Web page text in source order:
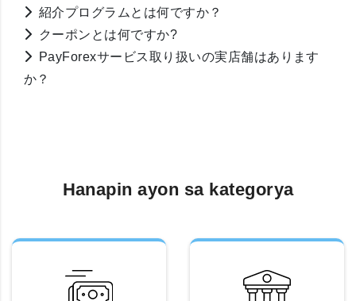
紹介プログラムとは何ですか？
クーポンとは何ですか?
PayForexサービス取り扱いの実店舗はあります
か？
Hanapin ayon sa kategorya